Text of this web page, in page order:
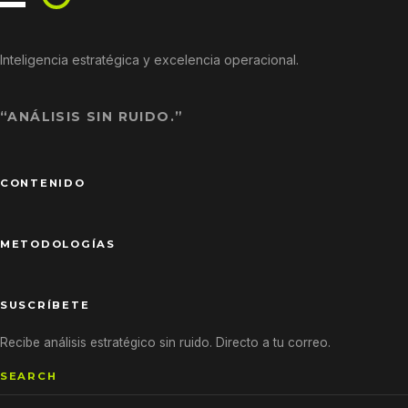
Inteligencia estratégica y excelencia operacional.
“ANÁLISIS SIN RUIDO.”
CONTENIDO
METODOLOGÍAS
SUSCRÍBETE
Recibe análisis estratégico sin ruido. Directo a tu correo.
SEARCH